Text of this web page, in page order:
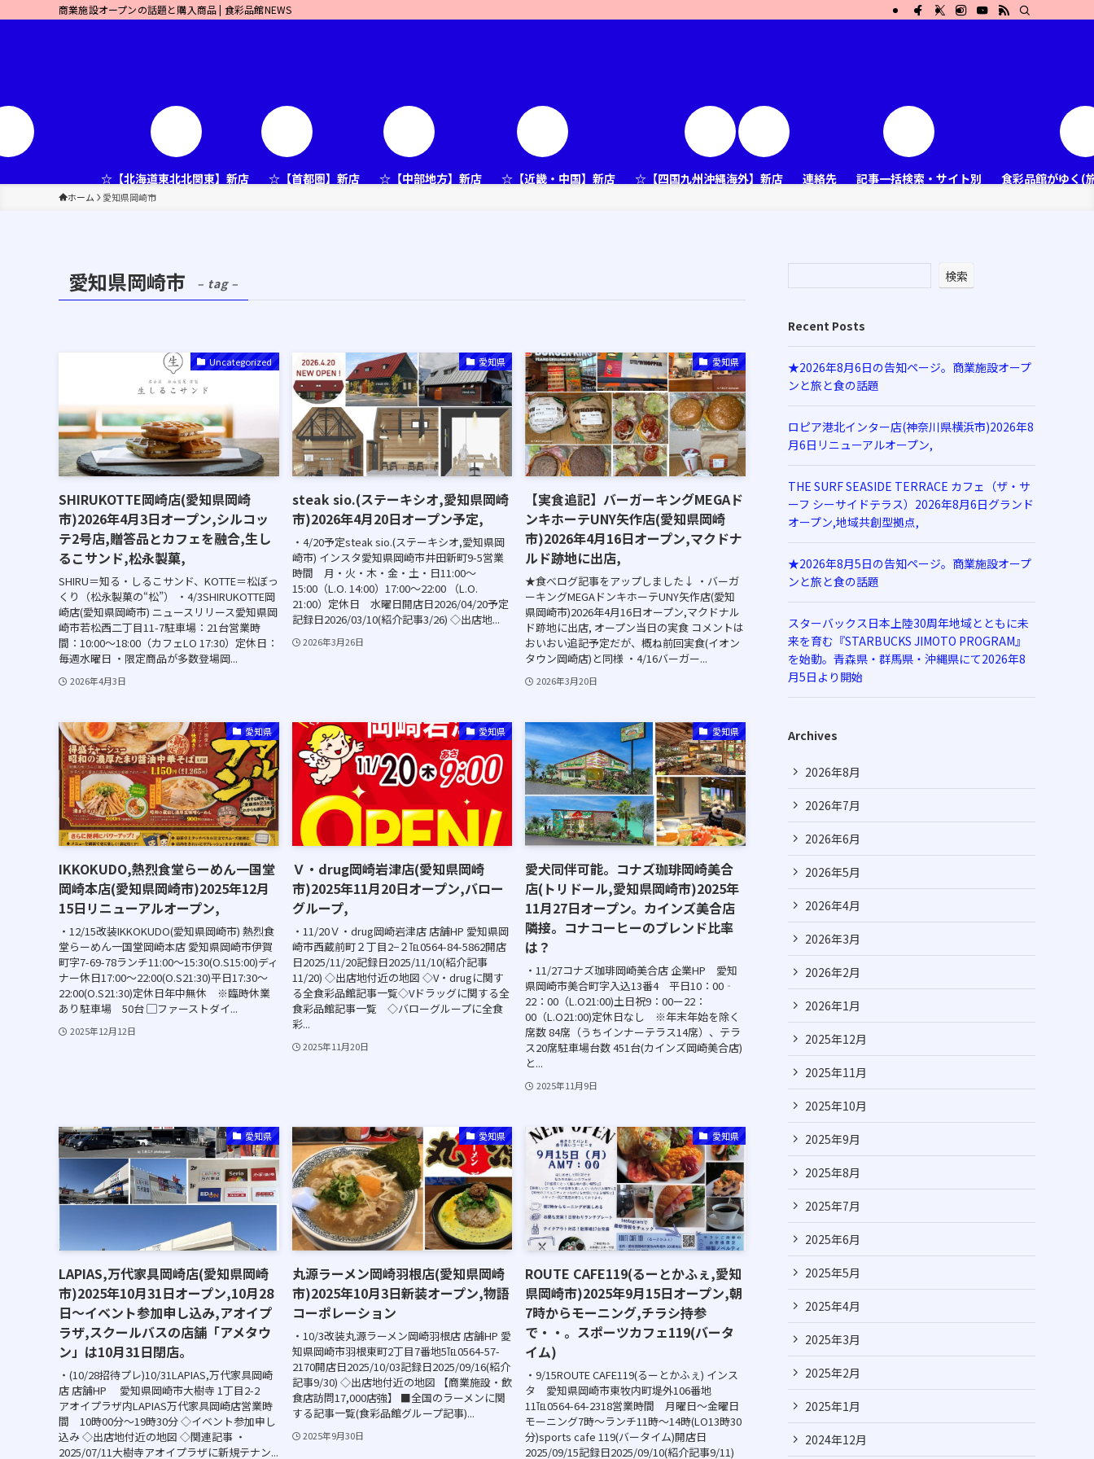
商業施設オープンの話題と購入商品 | 食彩品館NEWS
☆【北海道東北北関東】新店 ☆【首都圏】新店 ☆【中部地方】新店 ☆【近畿・中国】新店 ☆【四国九州沖縄海外】新店 連絡先 記事一括検索・サイト別 食彩品館がゆく(
ホーム 愛知県岡崎市
愛知県岡崎市 – tag –
Uncategorized
SHIRUKOTTE岡崎店(愛知県岡崎
市)2026年4月3日オープン,シルコッ
テ2号店,贈答品とカフェを融合,生し
るこサンド,松永製菓,
SHIRU＝知る・しるこサンド、KOTTE＝松ぼっ
くり（松永製菓の“松”） ・4/3SHIRUKOTTE岡
崎店(愛知県岡崎市) ニュースリリース愛知県岡
崎市若松西二丁目11-7駐車場：21台営業時
間：10:00〜18:00（カフェLO 17:30）定休日：
毎週水曜日 ・限定商品が多数登場岡...
2026年4月3日
愛知県
steak sio.(ステーキシオ,愛知県岡崎
市)2026年4月20日オープン予定,
・4/20予定steak sio.(ステーキシオ,愛知県岡
崎市) インスタ愛知県岡崎市井田新町9-5営業
時間 月・火・木・金・土・日11:00～
15:00（L.O. 14:00）17:00～22:00 （L.O.
21:00）定休日 水曜日開店日2026/04/20予定
記録日2026/03/10(紹介記事3/26) ◇出店地...
2026年3月26日
愛知県
【実食追記】バーガーキングMEGAド
ンキホーテUNY矢作店(愛知県岡崎
市)2026年4月16日オープン,マクドナ
ルド跡地に出店,
★食べログ記事をアップしました↓ ・バーガ
ーキングMEGAドンキホーテUNY矢作店(愛知
県岡崎市)2026年4月16日オープン,マクドナル
ド跡地に出店, オープン当日の実食 コメントは
おいおい追記予定だが、概ね前回実食(イオン
タウン岡崎店)と同様 ・4/16バーガー...
2026年3月20日
愛知県
IKKOKUDO,熱烈食堂らーめん一国堂
岡崎本店(愛知県岡崎市)2025年12月
15日リニューアルオープン,
・12/15改装IKKOKUDO(愛知県岡崎市) 熱烈食
堂らーめん一国堂岡崎本店 愛知県岡崎市伊賀
町字7-69-78ランチ11:00〜15:30(O.S15:00)ディ
ナー休日17:00〜22:00(O.S21:30)平日17:30〜
22:00(O.S21:30)定休日年中無休 ※臨時休業
あり駐車場 50台 ▢ファーストダイ...
2025年12月12日
愛知県
Ｖ・drug岡崎岩津店(愛知県岡崎
市)2025年11月20日オープン,バロー
グループ,
・11/20Ｖ・drug岡崎岩津店 店舗HP 愛知県岡
崎市西蔵前町２丁目2−２℡0564-84-5862開店
日2025/11/20記録日2025/11/10(紹介記事
11/20) ◇出店地付近の地図 ◇V・drugに関す
る全食彩品館記事一覧◇Vドラッグに関する全
食彩品館記事一覧 ◇バローグループに全食
彩...
2025年11月20日
愛知県
愛犬同伴可能。コナズ珈琲岡崎美合
店(トリドール,愛知県岡崎市)2025年
11月27日オープン。カインズ美合店
隣接。コナコーヒーのブレンド比率
は？
・11/27コナズ珈琲岡崎美合店 企業HP 愛知
県岡崎市美合町字入込13番4 平日10：00‐
22：00（L.O21:00)土日祝9：00ー22：
00（L.O21:00)定休日なし ※年末年始を除く
席数 84席（うちインナーテラス14席）、テラ
ス20席駐車場台数 451台(カインズ岡崎美合店)
と...
2025年11月9日
愛知県
LAPIAS,万代家具岡崎店(愛知県岡崎
市)2025年10月31日オープン,10月28
日～イベント参加申し込み,アオイプ
ラザ,スクールバスの店舗「アメタウ
ン」は10月31日閉店。
・(10/28招待プレ)10/31LAPIAS,万代家具岡崎
店 店舗HP 愛知県岡崎市大樹寺 1丁目2-2
アオイプラザ内LAPIAS万代家具岡崎店営業時
間 10時00分～19時30分 ◇イベント参加申し
込み ◇出店地付近の地図 ◇関連記事 ・
2025/07/11大樹寺アオイプラザに新規テナン...
愛知県
丸源ラーメン岡崎羽根店(愛知県岡崎
市)2025年10月3日新装オープン,物語
コーポレーション
・10/3改装丸源ラーメン岡崎羽根店 店舗HP 愛
知県岡崎市羽根東町2丁目7番地5℡0564-57-
2170開店日2025/10/03記録日2025/09/16(紹介
記事9/30) ◇出店地付近の地図 【商業施設・飲
食店訪問17,000店強】 ■全国のラーメンに関
する記事一覧(食彩品館グループ記事)...
2025年9月30日
愛知県
ROUTE CAFE119(るーとかふぇ,愛知
県岡崎市)2025年9月15日オープン,朝
7時からモーニング,チラシ持参
で・・。スポーツカフェ119(バータ
イム)
・9/15ROUTE CAFE119(るーとかふぇ) インス
タ 愛知県岡崎市東牧内町堤外106番地
11℡0564-64-2318営業時間 月曜日～金曜日
モーニング7時～ランチ11時～14時(LO13時30
分)sports cafe 119(バータイム)開店日
2025/09/15記録日2025/09/10(紹介記事9/11)
検索
Recent Posts
★2026年8月6日の告知ページ。商業施設オープ
ンと旅と食の話題
ロピア港北インター店(神奈川県横浜市)2026年8
月6日リニューアルオープン,
THE SURF SEASIDE TERRACE カフェ（ザ・サ
ーフ シーサイドテラス）2026年8月6日グランド
オープン,地域共創型拠点,
★2026年8月5日の告知ページ。商業施設オープ
ンと旅と食の話題
スターバックス日本上陸30周年地域とともに未
来を育む『STARBUCKS JIMOTO PROGRAM』
を始動。青森県・群馬県・沖縄県にて2026年8
月5日より開始
Archives
2026年8月
2026年7月
2026年6月
2026年5月
2026年4月
2026年3月
2026年2月
2026年1月
2025年12月
2025年11月
2025年10月
2025年9月
2025年8月
2025年7月
2025年6月
2025年5月
2025年4月
2025年3月
2025年2月
2025年1月
2024年12月